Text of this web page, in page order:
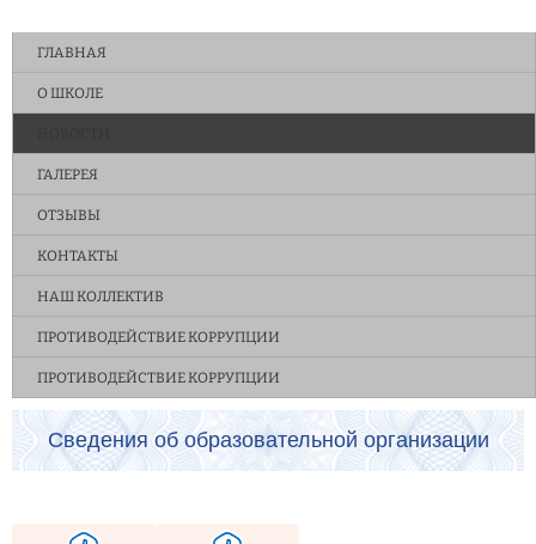
ГЛАВНАЯ
О ШКОЛЕ
ГАЛЕРЕЯ
ОТЗЫВЫ
КОНТАКТЫ
НАШ КОЛЛЕКТИВ
ПРОТИВОДЕЙСТВИЕ КОРРУПЦИИ
ПРОТИВОДЕЙСТВИЕ КОРРУПЦИИ
Сведения об образовательной организации